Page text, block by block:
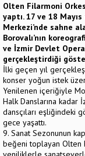
Olten Filarmoni
yaptı. 17 ve 18
Merkezi’nde sahne
Borovalı’nın
ve İzmir Devlet
gerçekleştirdiği
İlki geçen yıl
konser yoğun istek
Yenilenen içeriğiyle
Halk Danslarına
dansçıları eşliğindeki
gece yaşattı.
9. Sanat Sezonunun
beğeni toplayan Olten